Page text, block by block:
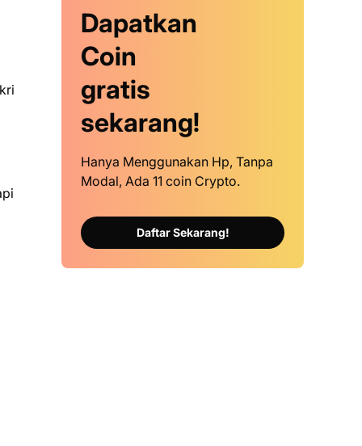
Dapatkan
Coin
gratis
sekarang!
Hanya Menggunakan Hp, Tanpa
Modal, Ada 11 coin Crypto.
Daftar Sekarang!